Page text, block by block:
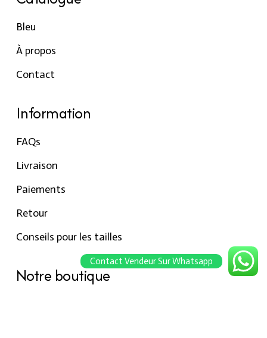
Bleu
À propos
Contact
Information
FAQs
Livraison
Paiements
Retour
Conseils pour les tailles
Notre boutique
Contact Vendeur Sur Whatsapp